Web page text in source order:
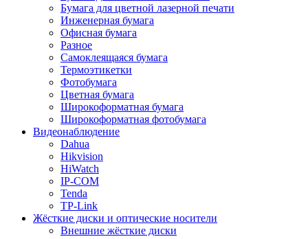
Бумага для цветной лазерной печати
Инженерная бумага
Офисная бумага
Разное
Самоклеящаяся бумага
Термоэтикетки
Фотобумага
Цветная бумага
Широкоформатная бумага
Широкоформатная фотобумага
Видеонаблюдение
Dahua
Hikvision
HiWatch
IP-COM
Tenda
TP-Link
Жёсткие диски и оптические носители
Внешние жёсткие диски